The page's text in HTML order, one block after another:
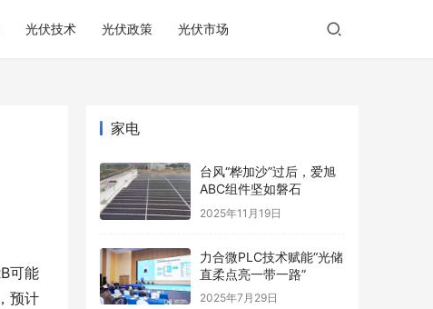
光伏技术 光伏政策 光伏市场
可能
预计
家电
台风“桦加沙”过后，爱旭
ABC组件坚如磐石
2025年11月19日
力合微PLC技术赋能“光储
直柔点亮一带一路”
2025年7月29日